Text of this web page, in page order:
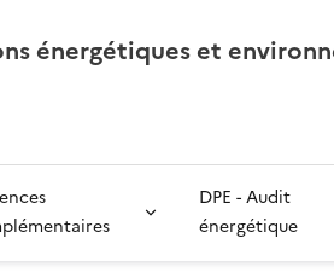
énergétiques et
DPE - Audit
énergétique